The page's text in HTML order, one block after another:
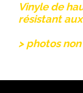
Vinyle de
résistant
> photos